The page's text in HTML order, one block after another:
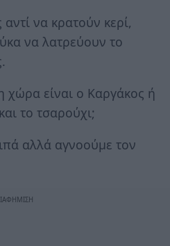
να κρατούν κερί,
να λατρεύουν το
χώρα είναι ο Καργάκος ή
το τσαρούχι;
αλλά αγνοούμε τον